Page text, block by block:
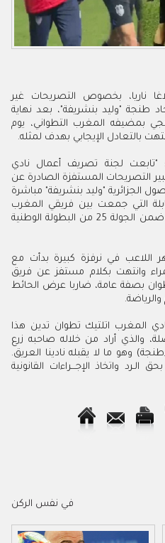
ناريا، بخصوص التصريحات غير
طنجة "وليد بنشريفة"، بعد نهاية
بمضيفه المغرب التطواني، يوم
بالتعادل الإيجابي بهدف لمثله.
"تابعت لجنة تصريف أعمال نادي
التصريحات المستفزة الصادرة عن
الجزائرية "وليد بنشريفة" مباشرة
التي جمعت بين فريقي المغرب
اتلتيك تطوان وضيفه اتحاد طنجة ضمن الجولة 25 من البطولة الوطنية
اللاعب في نرفزة كبيرة بدأت مع
وانتهت بكلام مستفز عن فريق
بصفة عامة، ضاربا عرض الحائط
والرياضة.
المغرب اتلتيك تطوان تدين هذا
والذي أراد من خلاله صاحبه زرع
وهو ما لا يقبله نادينا العريق.
واتخاذ الإجـــراءات القانونية
في نفس الركن